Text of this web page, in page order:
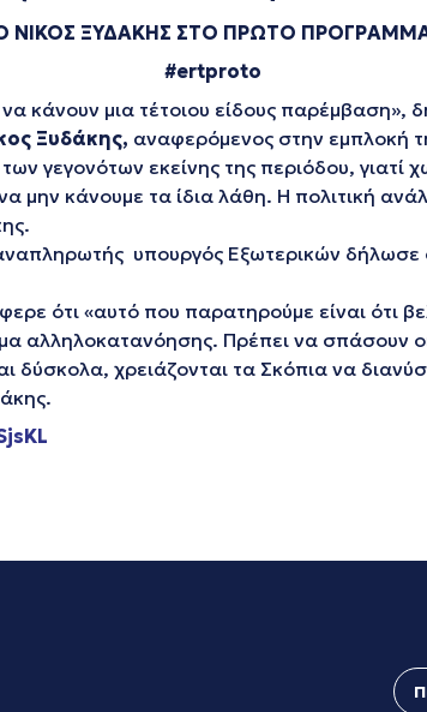
ΝΙΚΟΣ ΞΥΔΑΚΗΣ ΣΤΟ ΠΡΩΤO
#ertproto
κάνουν μια τέτοιου είδους παρέμβαση»,
Ξυδάκης, αναφερόμενος στην εμπλοκή
γεγονότων εκείνης της περιόδου,
μην κάνουμε τα ίδια λάθη. Η πολιτική
υπουργός Εξωτερικών δήλωσε
ότι «αυτό που παρατηρούμε είναι ότι
αλληλοκατανόησης. Πρέπει να σπάσουν
δύσκολα, χρειάζονται τα Σκόπια να